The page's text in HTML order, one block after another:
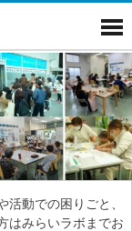
動での困りごと、
はみらいラボまでお